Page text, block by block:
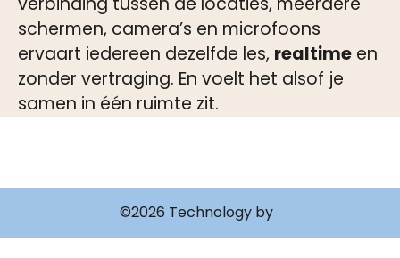
schermen, camera’s en microfoons
ervaart iedereen dezelfde les, realtime en
zonder vertraging. En voelt het alsof je
samen in één ruimte zit.
©2026 Technology by